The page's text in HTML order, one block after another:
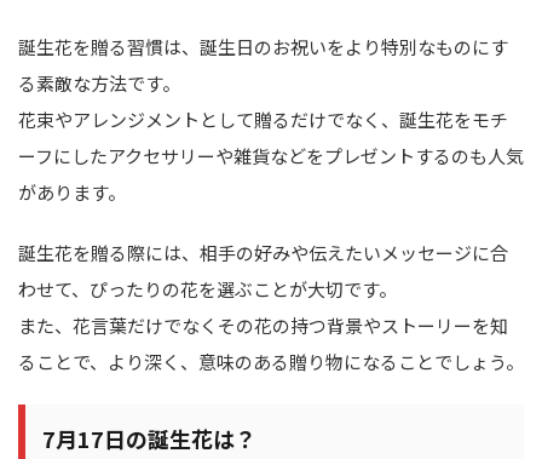
誕生花を贈る習慣は、誕生日のお祝いをより特別なものにす
る素敵な方法です。
花束やアレンジメントとして贈るだけでなく、誕生花をモチ
ーフにしたアクセサリーや雑貨などをプレゼントするのも人気
があります。
誕生花を贈る際には、相手の好みや伝えたいメッセージに合
わせて、ぴったりの花を選ぶことが大切です。
また、花言葉だけでなくその花の持つ背景やストーリーを知
ることで、より深く、意味のある贈り物になることでしょう。
7月17日の誕生花は？